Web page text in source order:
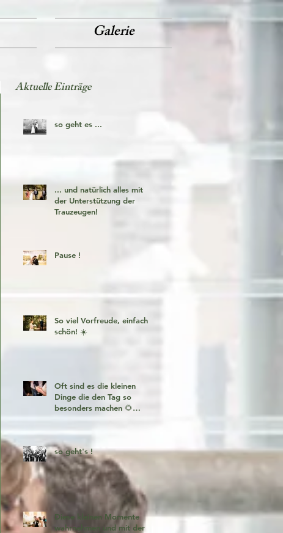
Galerie
Aktuelle Einträge
so geht es ...
... und natürlich alles mit
der Unterstützung der
Trauzeugen!
Pause !
So viel Vorfreude, einfach
schön! ☀️
Oft sind es die kleinen
Dinge die den Tag so
besonders machen 🌻
verlieben 🧡
so geht's !
Diese kleinen Momente
wahrnehmen und mit der